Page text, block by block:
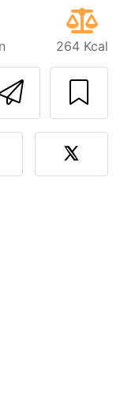
264 Kcal
al autor
esta